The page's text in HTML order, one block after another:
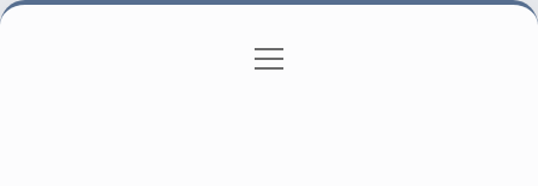
Gizlilik Politikası
menüyü